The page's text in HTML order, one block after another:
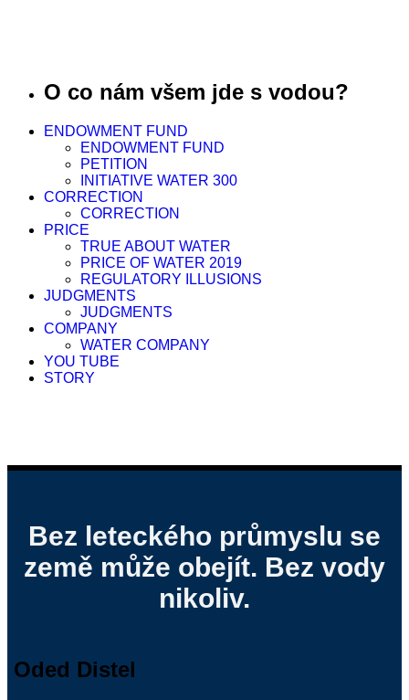
O co nám všem jde s vodou?
ENDOWMENT FUND
ENDOWMENT FUND
PETITION
INITIATIVE WATER 300
CORRECTION
CORRECTION
PRICE
TRUE ABOUT WATER
PRICE OF WATER 2019
REGULATORY ILLUSIONS
JUDGMENTS
JUDGMENTS
COMPANY
WATER COMPANY
YOU TUBE
STORY
Bez leteckého průmyslu se
země může obejít. Bez vody
nikoliv.
Oded Distel